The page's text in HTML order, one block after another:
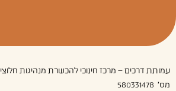
עמותת דרכים – מרכז חינוכי להכשרת מנהיגות
מס' 580331478